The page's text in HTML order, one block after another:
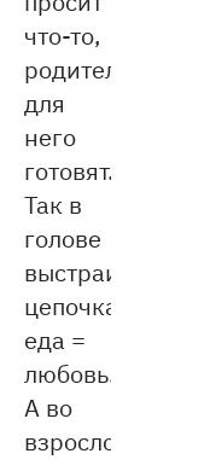
что-то,
родители
для
него
готовят.
Так в
голове
выстраивается
цепочка:
еда =
любовь.
А во
взрослом